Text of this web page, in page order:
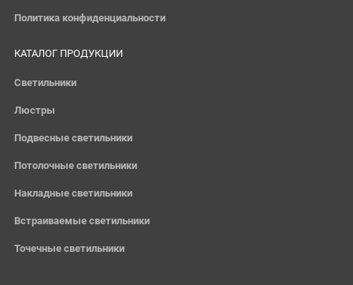
Политика конфиденциальности
КАТАЛОГ ПРОДУКЦИИ
Светильники
Люстры
Подвесные светильники
Потолочные светильники
Накладные светильники
Встраиваемые светильники
Точечные светильники